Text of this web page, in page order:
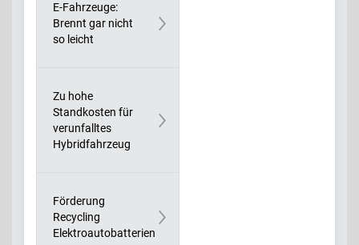
BEITRÄGE:
E-Fahrzeuge:
Brennt gar nicht
so leicht
Zu hohe
Standkosten für
verunfalltes
Hybridfahrzeug
Förderung
Recycling
Elektroautobatterien